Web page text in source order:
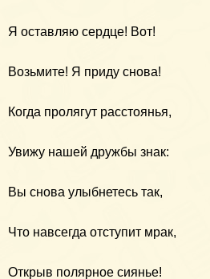
Я оставляю сердце! Вот!
Возьмите! Я приду снова!
Когда пролягут расстоянья,
Увижу нашей дружбы знак:
Вы снова улыбнетесь так,
Что навсегда отступит мрак,
Открыв полярное сиянье!